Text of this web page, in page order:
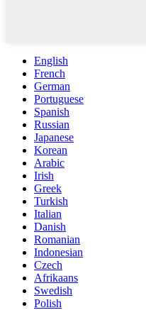
English
French
German
Portuguese
Spanish
Russian
Japanese
Korean
Arabic
Irish
Greek
Turkish
Italian
Danish
Romanian
Indonesian
Czech
Afrikaans
Swedish
Polish